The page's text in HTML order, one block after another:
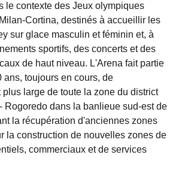
le contexte des Jeux olympiques
Cortina, destinés à accueillir les
sur glace masculin et féminin et, à
sportifs, des concerts et des
de haut niveau. L'Arena fait partie
ans, toujours en cours, de
plus large de toute la zone du district
Rogoredo dans la banlieue sud-est de
la récupération d'anciennes zones
la construction de nouvelles zones de
commerciaux et de services